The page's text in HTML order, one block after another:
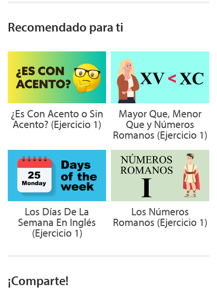
Recomendado para ti
¿Es Con Acento o Sin
Acento? (Ejercicio 1)
Mayor Que, Menor
Que y Números
Romanos (Ejercicio 1)
Los Días De La
Semana En Inglés
(Ejercicio 1)
Los Números
Romanos (Ejercicio 1)
¡Comparte!